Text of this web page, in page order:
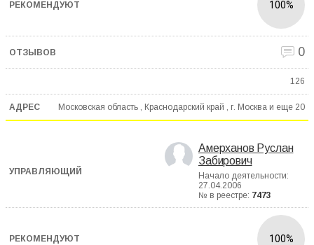
100%
0
126
Московская область , Краснодарский край , г. Москва и еще 20
Амерханов Руслан
Забирович
Начало деятельности:
27.04.2006
№ в реестре: 7473
100%